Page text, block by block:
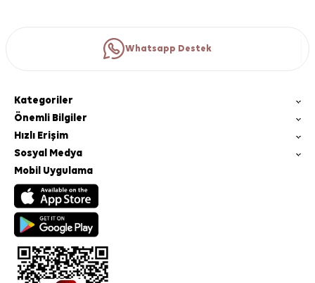
Whatsapp Destek
Kategoriler
Önemli Bilgiler
Hızlı Erişim
Sosyal Medya
Mobil Uygulama